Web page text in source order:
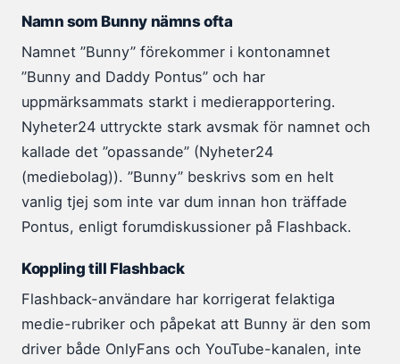
Namn som Bunny nämns ofta
Namnet ”Bunny” förekommer i kontonamnet
”Bunny and Daddy Pontus” och har
uppmärksammats starkt i medierapportering.
Nyheter24 uttryckte stark avsmak för namnet och
kallade det ”opassande” (Nyheter24
(mediebolag)). ”Bunny” beskrivs som en helt
vanlig tjej som inte var dum innan hon träffade
Pontus, enligt forumdiskussioner på Flashback.
Koppling till Flashback
Flashback-användare har korrigerat felaktiga
medie-rubriker och påpekat att Bunny är den som
driver både OnlyFans och YouTube-kanalen, inte